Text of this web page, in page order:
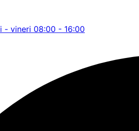
- vineri 08:00 - 16:00